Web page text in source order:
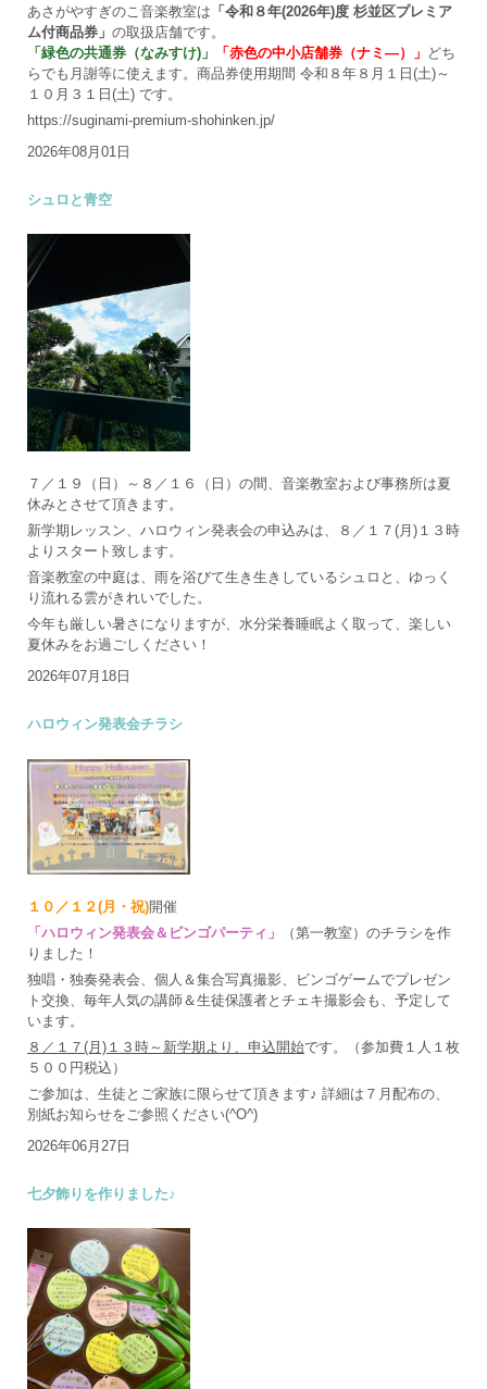
あさがやすぎのこ音楽教室は 「令和８年(2026年)度 杉並区プレミア
ム付商品券」 の取扱店舗です。
「緑色の共通券（なみすけ)」
「赤色の中小店舗券（ナミ―）」 どち
らでも月謝等に使えます。商品券使用期間 令和８年８月１日(土)～
１０月３１日(土) です。
https://suginami-premium-shohinken.jp/
2026年08月01日
シュロと青空
７／１９（日）～８／１６（日）の間、音楽教室および事務所は夏
休みとさせて頂きます。
新学期レッスン、ハロウィン発表会の申込みは、８／１７(月)１３時
よりスタート致します。
音楽教室の中庭は、雨を浴びて生き生きしているシュロと、ゆっく
り流れる雲がきれいでした。
今年も厳しい暑さになりますが、水分栄養睡眠よく取って、楽しい
夏休みをお過ごしください！
2026年07月18日
ハロウィン発表会チラシ
１０／１２(月・祝)開催
「ハロウィン発表会＆ビンゴパーティ」
（第一教室）のチラシを作
りました！
独唱・独奏発表会、個人＆集合写真撮影、ビンゴゲームでプレゼン
ト交換、毎年人気の講師＆生徒保護者とチェキ撮影会も、予定して
います。
８／１７(月)１３時～新学期より、申込開始です。（参加費１人１枚
５００円税込）
ご参加は、生徒とご家族に限らせて頂きます♪ 詳細は７月配布の、
別紙お知らせをご参照ください(^O^)
2026年06月27日
七夕飾りを作りました♪